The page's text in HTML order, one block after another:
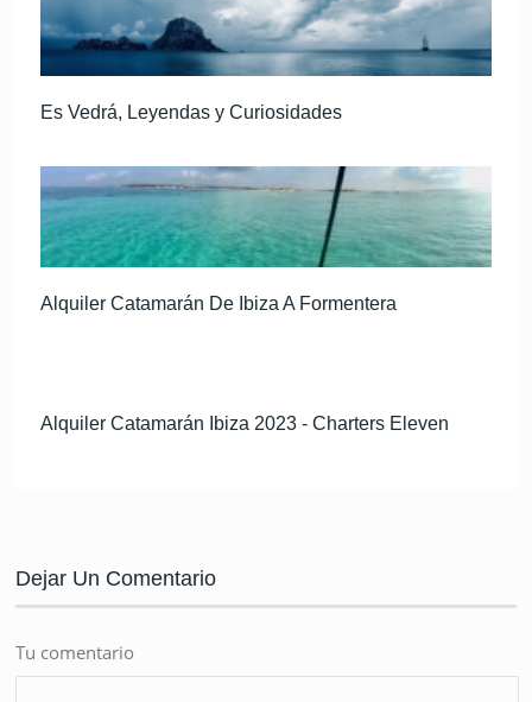
Es Vedrá, Leyendas y Curiosidades
Alquiler Catamarán De Ibiza A Formentera
Alquiler Catamarán Ibiza 2023 - Charters Eleven
Dejar Un Comentario
Tu comentario